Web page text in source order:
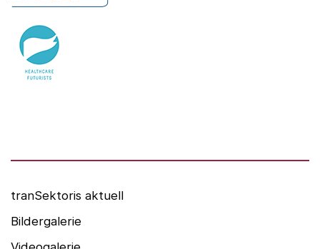
HealthCare Futurists
tranSektoris aktuell
Bildergalerie